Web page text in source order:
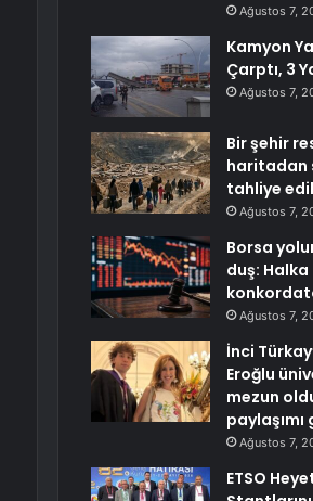
Ağustos 7,
Kamyon
Çarptı, 3
Ağustos 7,
Bir şehir
haritadan
tahliye
Ağustos 7,
Borsa
duş: Halka
Ağustos 7,
İnci
Eroğlu
mezun
Ağustos 7,
ETSO